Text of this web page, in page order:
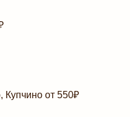
Купчино от 550₽